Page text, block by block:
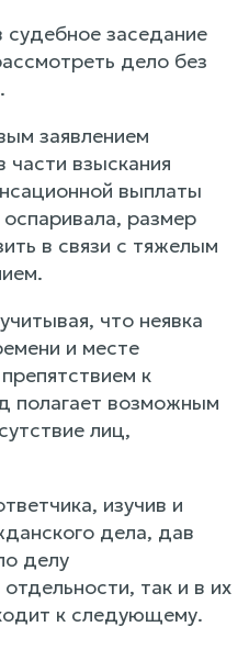
заседание
дело без
заявлением
части взыскания
выплаты
размер
в связи с тяжелым
что неявка
и месте
к
полагает возможным
лиц,
изучив и
дела, дав
делу
так и в их
к следующему.